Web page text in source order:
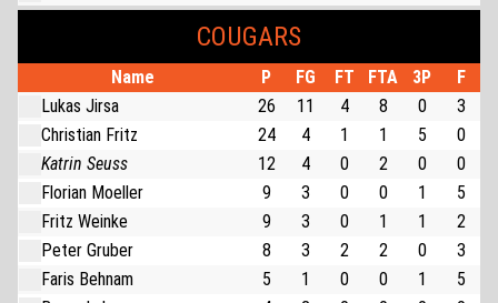
COUGARS
Name P FG FT FTA 3P
F
Lukas Jirsa
26 11 4 8 0
3
Christian Fritz
24 4 1 1 5
0
Katrin Seuss
12 4 0 2 0
0
Florian Moeller
9 3 0 0 1
5
Fritz Weinke
9 3 0 1 1
2
Peter Gruber
8 3 2 2 0
3
Faris Behnam
5 1 0 0 1
5